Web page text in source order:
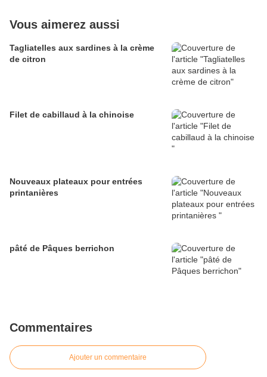
Vous aimerez aussi
Tagliatelles aux sardines à la crème
de citron
Filet de cabillaud à la chinoise
Nouveaux plateaux pour entrées
printanières
pâté de Pâques berrichon
Commentaires
Ajouter un commentaire